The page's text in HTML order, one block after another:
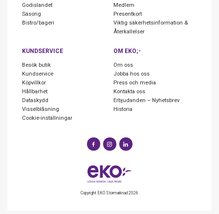
Godislandet
Säsong
Bistro/bageri
Medlem
Presentkort
Viktig säkerhetsinformation &
Återkallelser
KUNDSERVICE
Besök butik
Kundservice
Köpvillkor
Hållbarhet
Dataskydd
Visselblåsning
Cookie-inställningar
OM EKO;-
Om oss
Jobba hos oss
Press och media
Kontakta oss
Erbjudanden – Nyhetsbrev
Historia
Copyright EKO Stormarknad 2026